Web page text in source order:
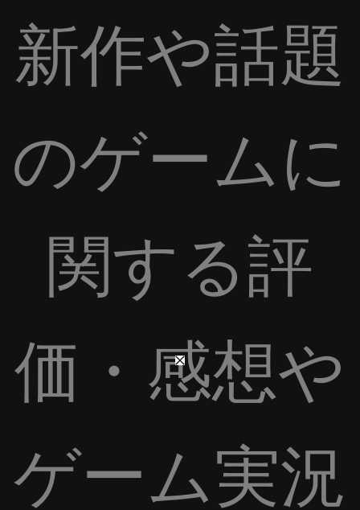
新作や話題
のゲームに
関する評
価・感想や
ゲーム実況